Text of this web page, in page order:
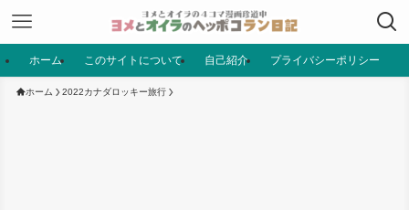
ホーム このサイトについて 自己紹介 プライバシーポリシー
ホーム 2022カナダロッキー旅行